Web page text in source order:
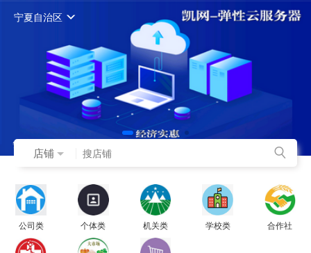
宁夏自治区
店铺
公司类 个体类 机关类 学校类 合作社